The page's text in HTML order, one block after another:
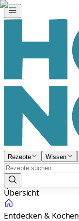
Rezepte Wissen
Übersicht
Entdecken & Kochen